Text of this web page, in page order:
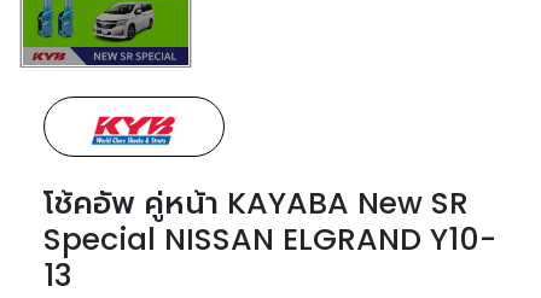
โช้คอัพ คู่หน้า KAYABA New SR
Special NISSAN ELGRAND Y10-
13